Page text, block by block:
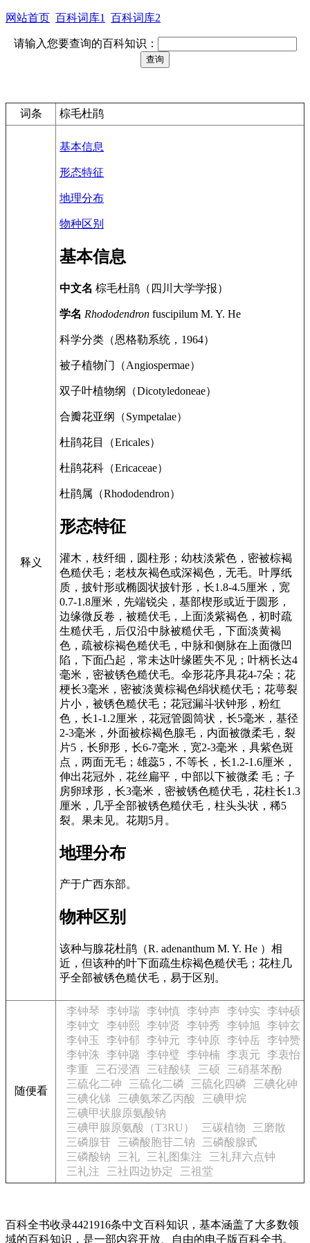
网站首页 百科词库1 百科词库2
请输入您要查询的百科知识：
词条 棕毛杜鹃
释义
基本信息
形态特征
地理分布
物种区别
基本信息
中文名 棕毛杜鹃（四川大学学报）
学名 Rhododendron fuscipilum M. Y. He
科学分类（恩格勒系统，1964）
被子植物门（Angiospermae）
双子叶植物纲（Dicotyledoneae）
合瓣花亚纲（Sympetalae）
杜鹃花目（Ericales）
杜鹃花科（Ericaceae）
杜鹃属（Rhododendron）
形态特征
灌木，枝纤细，圆柱形；幼枝淡紫色，密被棕褐
色糙伏毛；老枝灰褐色或深褐色，无毛。叶厚纸
质，披针形或椭圆状披针形，长1.8-4.5厘米，宽
0.7-1.8厘米，先端锐尖，基部楔形或近于圆形，
边缘微反卷，被糙伏毛，上面淡紫褐色，初时疏
生糙伏毛，后仅沿中脉被糙伏毛，下面淡黄褐
色，疏被棕褐色糙伏毛，中脉和侧脉在上面微凹
陷，下面凸起，常未达叶缘匿失不见；叶柄长达4
毫米，密被锈色糙伏毛。伞形花序具花4-7朵；花
梗长3毫米，密被淡黄棕褐色绢状糙伏毛；花萼裂
片小，被锈色糙伏毛；花冠漏斗状钟形，粉红
色，长1-1.2厘米，花冠管圆筒状，长5毫米，基径
2-3毫米，外面被棕褐色腺毛，内面被微柔毛，裂
片5，长卵形，长6-7毫米，宽2-3毫米，具紫色斑
点，两面无毛；雄蕊5，不等长，长1.2-1.6厘米，
伸出花冠外，花丝扁平，中部以下被微柔 毛；子
房卵球形，长3毫米，密被锈色糙伏毛，花柱长1.3
厘米，几乎全部被锈色糙伏毛，柱头头状，稀5
裂。果未见。花期5月。
地理分布
产于广西东部。
物种区别
该种与腺花杜鹃（R. adenanthum M. Y. He ）相
近，但该种的叶下面疏生棕褐色糙伏毛；花柱几
乎全部被锈色糙伏毛，易于区别。
随便看
李钟琴 李钟瑞 李钟慎 李钟声 李钟实
李钟硕
李钟文
李钟熙 李钟贤 李钟秀 李钟旭
李钟玄
李钟玉
李钟郁 李钟元 李钟原 李钟岳
李钟赞
李钟洙
李钟璐 李钟璧 李钟楠 李衷元
李衷怡
李重
三石浸酒 三硅酸镁 三硕
三硝基苯酚
三硫化二砷
三硫化二磷 三硫化四磷
三碘化砷
三碘化锑
三碘氨苯乙丙酸
三碘甲烷
三碘甲状腺原氨酸钠
三碘甲腺原氨酸（T3RU）
三碳植物
三磨散
三磷腺苷
三磷酸胞苷二钠
三磷酸腺甙
三磷酸钠
三礼 三礼图集注
三礼拜六点钟
三礼注
三社四边协定 三祖堂
百科全书收录4421916条中文百科知识，基本涵盖了大多数领
域的百科知识，是一部内容开放、自由的电子版百科全书。